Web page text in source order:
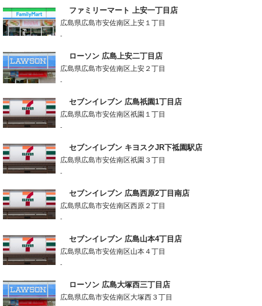
ファミリーマート 上安一丁目店
広島県広島市安佐南区上安１丁目
-
ローソン 広島上安二丁目店
広島県広島市安佐南区上安２丁目
-
セブンイレブン 広島祇園1丁目店
広島県広島市安佐南区祇園１丁目
-
セブンイレブン キヨスクJR下祗園駅店
広島県広島市安佐南区祇園３丁目
-
セブンイレブン 広島西原2丁目南店
広島県広島市安佐南区西原２丁目
-
セブンイレブン 広島山本4丁目店
広島県広島市安佐南区山本４丁目
-
ローソン 広島大塚西三丁目店
広島県広島市安佐南区大塚西３丁目